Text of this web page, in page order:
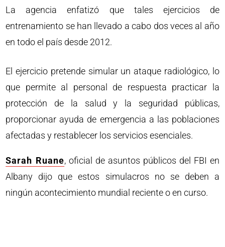
La agencia enfatizó que tales ejercicios de
entrenamiento se han llevado a cabo dos veces al año
en todo el país desde 2012.
El ejercicio pretende simular un ataque radiológico, lo
que permite al personal de respuesta practicar la
protección de la salud y la seguridad públicas,
proporcionar ayuda de emergencia a las poblaciones
afectadas y restablecer los servicios esenciales.
Sarah Ruane, oficial de asuntos públicos del FBI en
Albany dijo que estos simulacros no se deben a
ningún acontecimiento mundial reciente o en curso.